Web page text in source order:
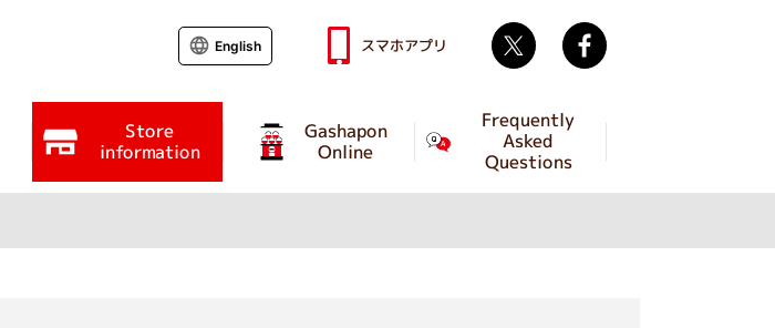
Store
information
Gashapon
Online
Frequently
Asked
Questions
English スマホアプリ Twitter